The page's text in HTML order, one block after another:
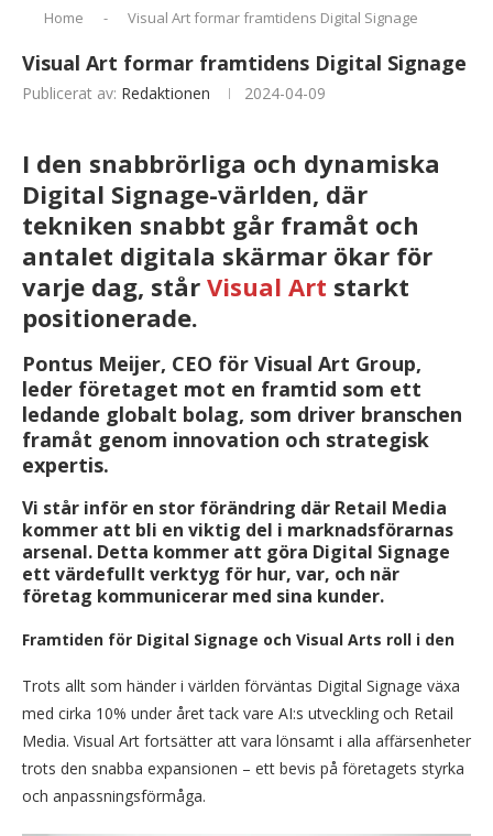
Home - Visual Art formar framtidens Digital Signage
Visual Art formar framtidens Digital Signage
Publicerat av: Redaktionen 2024-04-09
I den snabbrörliga och dynamiska
Digital Signage-världen, där
tekniken snabbt går framåt och
antalet digitala skärmar ökar för
varje dag, står Visual Art starkt
positionerade.
Pontus Meijer, CEO för Visual Art Group,
leder företaget mot en framtid som ett
ledande globalt bolag, som driver branschen
framåt genom innovation och strategisk
expertis.
Vi står inför en stor förändring där Retail Media
kommer att bli en viktig del i marknadsförarnas
arsenal. Detta kommer att göra Digital Signage
ett värdefullt verktyg för hur, var, och när
företag kommunicerar med sina kunder.
Framtiden för Digital Signage och Visual Arts roll i den
Trots allt som händer i världen förväntas Digital Signage växa
med cirka 10% under året tack vare AI:s utveckling och Retail
Media. Visual Art fortsätter att vara lönsamt i alla affärsenheter
trots den snabba expansionen – ett bevis på företagets styrka
och anpassningsförmåga.